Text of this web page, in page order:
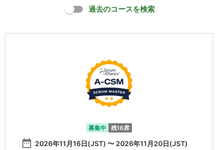
過去のコースを検索
募集中 残16席
date_range 2026年11月16日(JST) 〜 2026年11月20日(JST)